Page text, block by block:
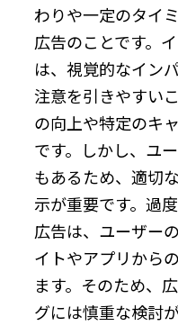
わりや一定のタイ
広告のことです。
は、視覚的なイン
注意を引きやすい
の向上や特定のキ
です。しかし、ユ
もあるため、適切
示が重要です。過
広告は、ユーザー
イトやアプリから
ます。そのため、
グには慎重な検討